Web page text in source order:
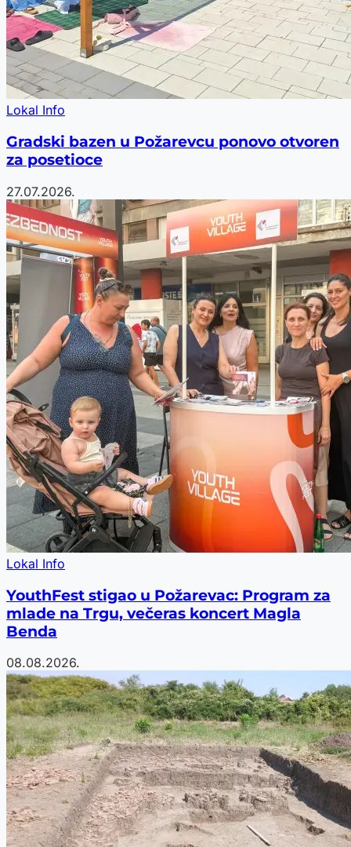
Lokal Info
Gradski bazen u Požarevcu ponovo otvoren
za posetioce
27.07.2026.
Lokal Info
YouthFest stigao u Požarevac: Program za
mlade na Trgu, večeras koncert Magla
Benda
08.08.2026.